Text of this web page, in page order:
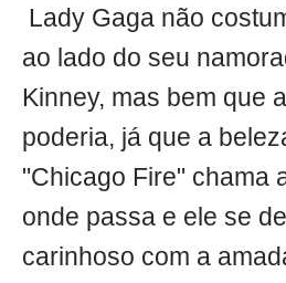
Lady Gaga não
ao lado do seu
Kinney, mas bem que
poderia, já que a
"Chicago Fire" chama
onde passa e ele se
carinhoso com a